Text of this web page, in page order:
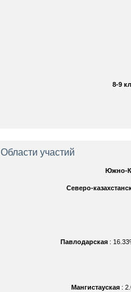
8-9
Области участий
Мангистауская :
Павлодарская :
Северо-
Южно-